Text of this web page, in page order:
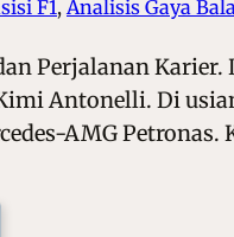
F1, Analisis Gaya
Perjalanan Karier.
Antonelli. Di
AMG